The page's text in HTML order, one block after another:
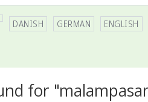
DANISH GERMAN ENGLISH
for